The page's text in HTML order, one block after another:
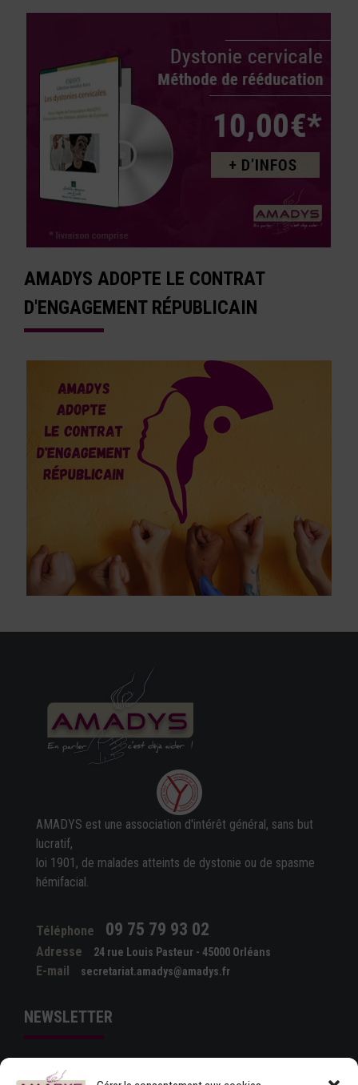
AMADYS ADOPTE LE CONTRAT
D'ENGAGEMENT RÉPUBLICAIN
AMADYS est une association d'intérêt général, sans but
lucratif,
loi 1901, de malades atteints de dystonie ou de spasme
hémifacial.
Téléphone 09 75 79 93 02
Adresse 24 rue Louis Pasteur - 45000 Orléans
E-mail secretariat.amadys@amadys.fr
NEWSLETTER